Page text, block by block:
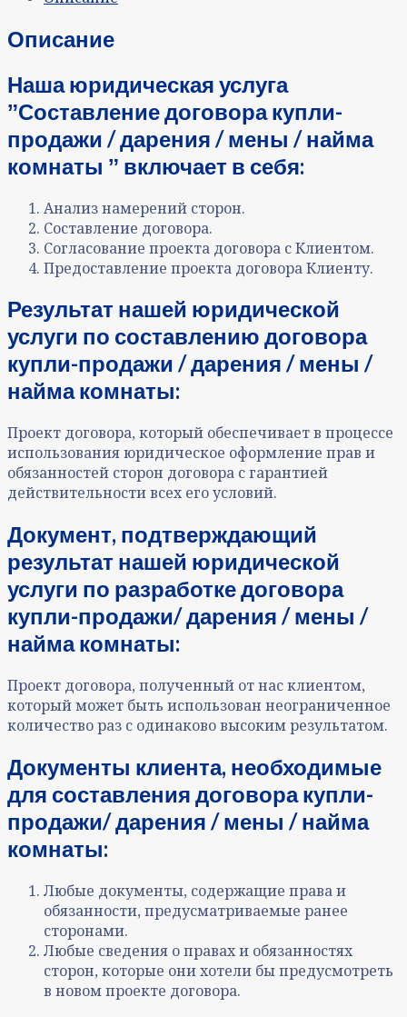
Описание
Наша юридическая услуга
ˮСоставление договора купли-
продажи / дарения / мены / найма
комнаты ˮ включает в себя:
Анализ намерений сторон.
Составление договора.
Согласование проекта договора с Клиентом.
Предоставление проекта договора Клиенту.
Результат нашей юридической
услуги по составлению договора
купли-продажи / дарения / мены /
найма комнаты:
Проект договора, который обеспечивает в процессе
использования юридическое оформление прав и
обязанностей сторон договора с гарантией
действительности всех его условий.
Документ, подтверждающий
результат нашей юридической
услуги по разработке договора
купли-продажи/ дарения / мены /
найма комнаты:
Проект договора, полученный от нас клиентом,
который может быть использован неограниченное
количество раз с одинаково высоким результатом.
Документы клиента, необходимые
для составления договора купли-
продажи/ дарения / мены / найма
комнаты:
Любые документы, содержащие права и
обязанности, предусматриваемые ранее
сторонами.
Любые сведения о правах и обязанностях
сторон, которые они хотели бы предусмотреть
в новом проекте договора.